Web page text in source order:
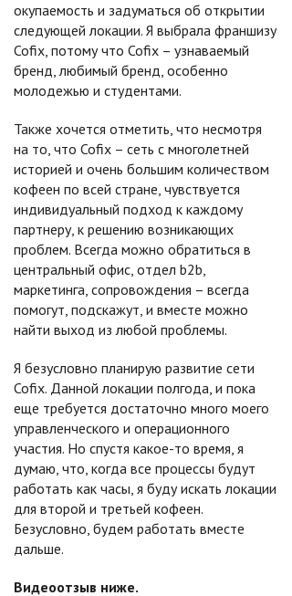
окупаемость и задуматься об открытии
следующей локации. Я выбрала франшизу
Cofix, потому что Cofix – узнаваемый
бренд, любимый бренд, особенно
молодежью и студентами.
Также хочется отметить, что несмотря
на то, что Cofix – сеть с многолетней
историей и очень большим количеством
кофеен по всей стране, чувствуется
индивидуальный подход к каждому
партнеру, к решению возникающих
проблем. Всегда можно обратиться в
центральный офис, отдел b2b,
маркетинга, сопровождения – всегда
помогут, подскажут, и вместе можно
найти выход из любой проблемы.
Я безусловно планирую развитие сети
Cofix. Данной локации полгода, и пока
еще требуется достаточно много моего
управленческого и операционного
участия. Но спустя какое-то время, я
думаю, что, когда все процессы будут
работать как часы, я буду искать локации
для второй и третьей кофеен.
Безусловно, будем работать вместе
дальше.
Видеоотзыв ниже.